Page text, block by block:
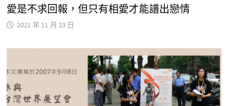
愛是不求回報，但只有相愛才能譜出戀情
2021 年 11 月 23 日